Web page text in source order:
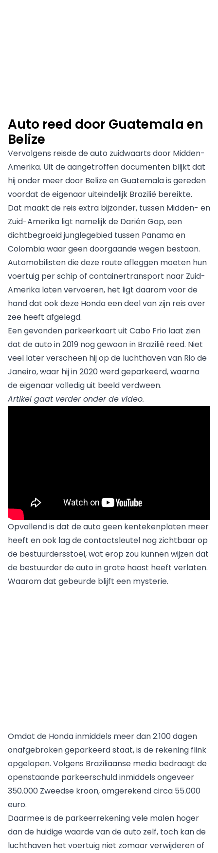
Auto reed door Guatemala en
Belize
Vervolgens reisde de auto zuidwaarts door Midden-
Amerika. Uit de aangetroffen documenten blijkt dat
hij onder meer door Belize en Guatemala is gereden
voordat de eigenaar uiteindelijk Brazilië bereikte.
Dat maakt de reis extra bijzonder, tussen Midden- en
Zuid-Amerika ligt namelijk de Darién Gap, een
dichtbegroeid junglegebied tussen Panama en
Colombia waar geen doorgaande wegen bestaan.
Automobilisten die deze route afleggen moeten hun
voertuig per schip of containertransport naar Zuid-
Amerika laten vervoeren, het ligt daarom voor de
hand dat ook deze Honda een deel van zijn reis over
zee heeft afgelegd.
Een gevonden parkeerkaart uit Cabo Frio laat zien
dat de auto in 2019 nog gewoon in Brazilië reed. Niet
veel later verscheen hij op de luchthaven van Rio de
Janeiro, waar hij in 2020 werd geparkeerd, waarna
de eigenaar volledig uit beeld verdween.
Artikel gaat verder onder de video.
Opvallend is dat de auto geen kentekenplaten meer
heeft en ook lag de contactsleutel nog zichtbaar op
de bestuurdersstoel, wat erop zou kunnen wijzen dat
de bestuurder de auto in grote haast heeft verlaten.
Waarom dat gebeurde blijft een mysterie.
Omdat de Honda inmiddels meer dan 2.100 dagen
onafgebroken geparkeerd staat, is de rekening flink
opgelopen. Volgens Braziliaanse media bedraagt de
openstaande parkeerschuld inmiddels ongeveer
350.000 Zweedse kroon, omgerekend circa 55.000
euro.
Daarmee is de parkeerrekening vele malen hoger
dan de huidige waarde van de auto zelf, toch kan de
luchthaven het voertuig niet zomaar verwijderen of